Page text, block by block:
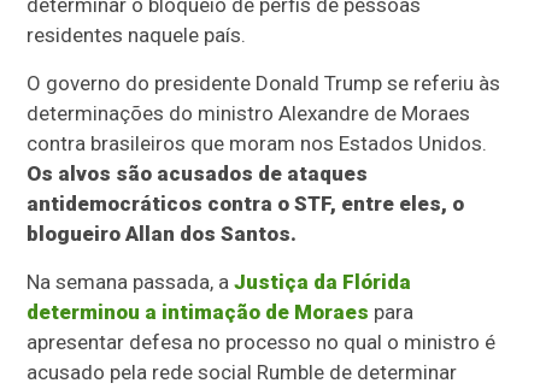
determinar o bloqueio de perfis de pessoas
residentes naquele país.
O governo do presidente Donald Trump se referiu às
determinações do ministro Alexandre de Moraes
contra brasileiros que moram nos Estados Unidos.
Os alvos são acusados de ataques
antidemocráticos contra o STF, entre eles, o
blogueiro Allan dos Santos.
Na semana passada, aJustiça da Flórida
determinou a intimação de Moraes para
apresentar defesa no processo no qual o ministro é
acusado pela rede social Rumble de determinar